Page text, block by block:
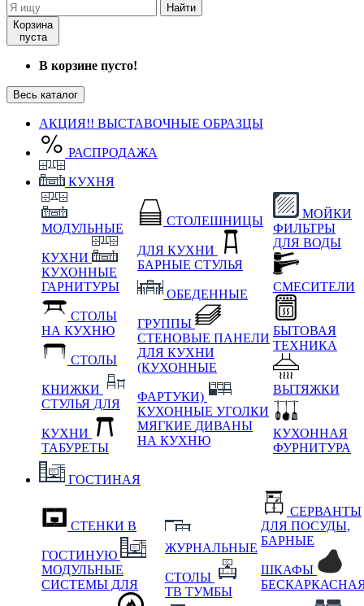
Найти
Корзина
пуста
В корзине пусто!
Весь каталог
АКЦИЯ!! ВЫСТАВОЧНЫЕ ОБРАЗЦЫ
РАСПРОДАЖА
КУХНЯ
МОДУЛЬНЫЕ
КУХНИ
КУХОННЫЕ
ГАРНИТУРЫ
СТОЛЫ
НА КУХНЮ
СТОЛЫ
КНИЖКИ
СТУЛЬЯ ДЛЯ
КУХНИ
ТАБУРЕТЫ
СТОЛЕШНИЦЫ
ДЛЯ КУХНИ
БАРНЫЕ СТУЛЬЯ
ОБЕДЕННЫЕ
ГРУППЫ
СТЕНОВЫЕ ПАНЕЛИ
ДЛЯ КУХНИ
(КУХОННЫЕ
ФАРТУКИ)
КУХОННЫЕ УГОЛКИ
МЯГКИЕ ДИВАНЫ
НА КУХНЮ
МОЙКИ
ФИЛЬТРЫ
ДЛЯ ВОДЫ
СМЕСИТЕЛИ
БЫТОВАЯ
ТЕХНИКА
ВЫТЯЖКИ
КУХОННАЯ
ФУРНИТУРА
ГОСТИНАЯ
СТЕНКИ В
ГОСТИНУЮ
МОДУЛЬНЫЕ
СИСТЕМЫ ДЛЯ
ЖУРНАЛЬНЫЕ
СТОЛЫ
ТВ ТУМБЫ
СЕРВАНТЫ
ДЛЯ ПОСУДЫ,
БАРНЫЕ
ШКАФЫ